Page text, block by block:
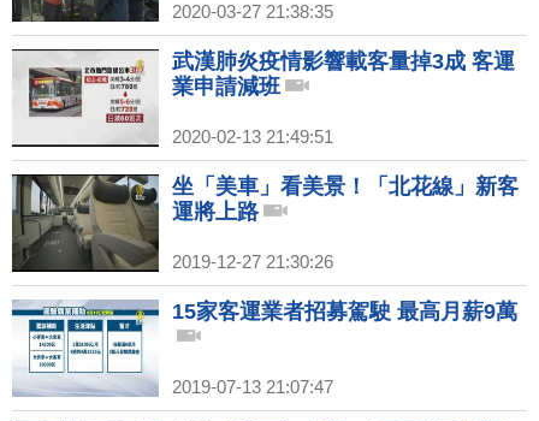
2020-03-27 21:38:35
武漢肺炎疫情影響載客量掉3成 客運
業申請減班
2020-02-13 21:49:51
坐「美車」看美景！「北花線」新客
運將上路
2019-12-27 21:30:26
15家客運業者招募駕駛 最高月薪9萬
2019-07-13 21:07:47